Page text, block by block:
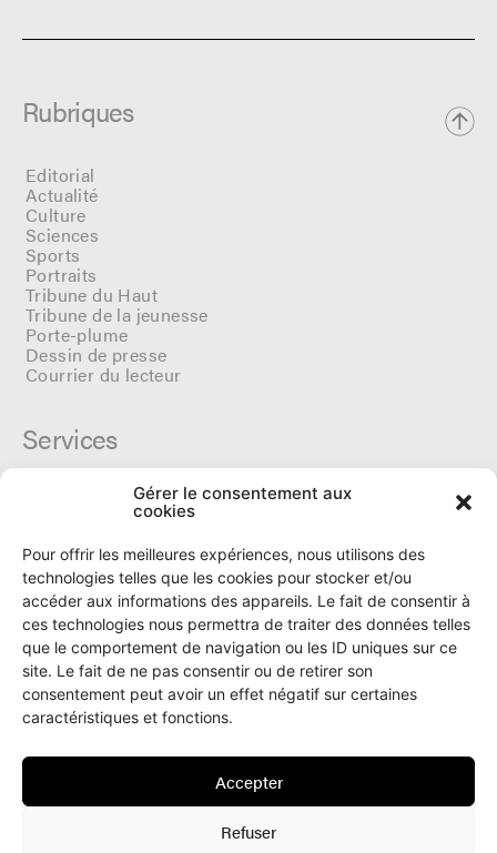
Gérer le consentement aux
cookies
Pour offrir les meilleures expériences, nous utilisons des
technologies telles que les cookies pour stocker et/ou
accéder aux informations des appareils. Le fait de consentir à
ces technologies nous permettra de traiter des données telles
que le comportement de navigation ou les ID uniques sur ce
site. Le fait de ne pas consentir ou de retirer son
consentement peut avoir un effet négatif sur certaines
caractéristiques et fonctions.
Accepter
Refuser
Rubriques
Editorial
Actualité
Culture
Sciences
Sports
Portraits
Tribune du Haut
Tribune de la jeunesse
Porte-plume
Dessin de presse
Courrier du lecteur
Services
Archives
Tarifs et dates de parutions
Politique de cookies
Politique de confidentialité
Le Ô
2300 La Chaux-de-Fonds
info@le-O.ch